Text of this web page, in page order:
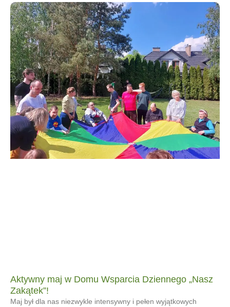
Aktywny maj w Domu Wsparcia Dziennego „Nasz
Zakątek”!
Maj był dla nas niezwykle intensywny i pełen wyjątkowych